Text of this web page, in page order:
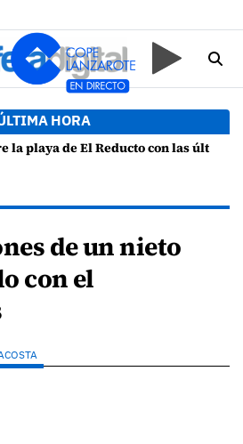
HORA
con las últimas analíticas mostrando "una buena calidad de las aguas para el baño"
de un nieto
con el